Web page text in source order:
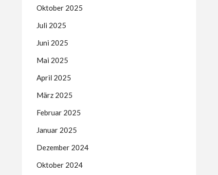
Oktober 2025
Juli 2025
Juni 2025
Mai 2025
April 2025
März 2025
Februar 2025
Januar 2025
Dezember 2024
Oktober 2024